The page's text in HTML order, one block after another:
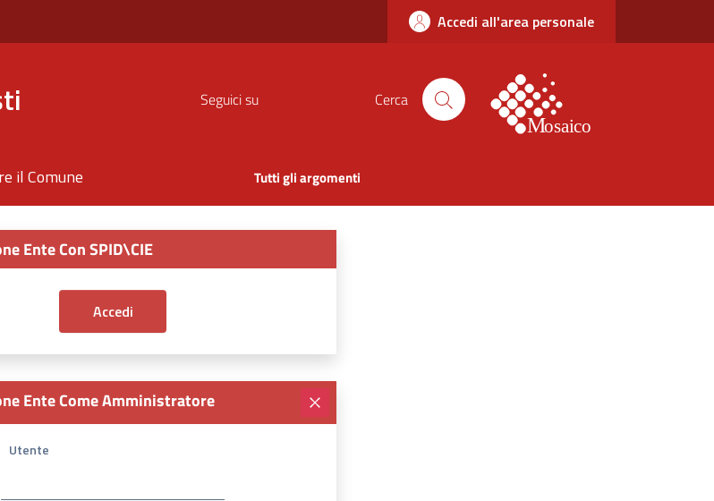
Accedi all'area personale
Seguici su Cerca
il Comune Tutti gli argomenti
Ente Con SPID\CIE
Ente Come Amministratore
Utente